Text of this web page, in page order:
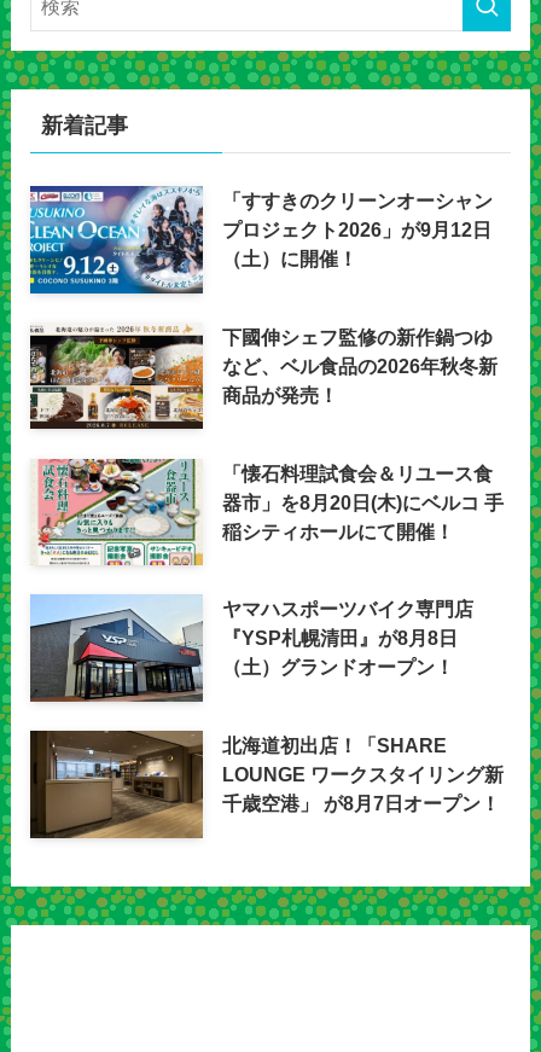
新着記事
「すすきのクリーンオーシャン
プロジェクト2026」が9月12日
（土）に開催！
下國伸シェフ監修の新作鍋つゆ
など、ベル食品の2026年秋冬新
商品が発売！
「懐石料理試食会＆リユース食
器市」を8月20日(木)にベルコ 手
稲シティホールにて開催！
ヤマハスポーツバイク専門店
『YSP札幌清田』が8月8日
（土）グランドオープン！
北海道初出店！「SHARE
LOUNGE ワークスタイリング新
千歳空港」 が8月7日オープン！